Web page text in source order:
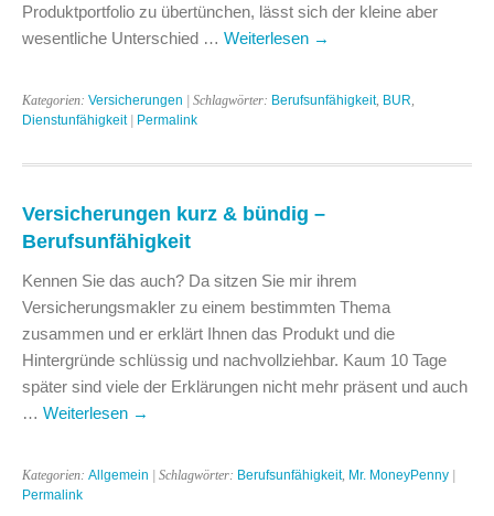
Produktportfolio zu übertünchen, lässt sich der kleine aber
wesentliche Unterschied … Weiterlesen →
Kategorien: Versicherungen | Schlagwörter: Berufsunfähigkeit, BUR
Dienstunfähigkeit| Permalink
Versicherungen kurz & bündig –
Berufsunfähigkeit
Kennen Sie das auch? Da sitzen Sie mir ihrem
Versicherungsmakler zu einem bestimmten Thema
zusammen und er erklärt Ihnen das Produkt und die
Hintergründe schlüssig und nachvollziehbar. Kaum 10 Tage
später sind viele der Erklärungen nicht mehr präsent und auch
… Weiterlesen →
Kategorien: Allgemein | Schlagwörter: Berufsunfähigkeit, Mr. MoneyPenny |
Permalink